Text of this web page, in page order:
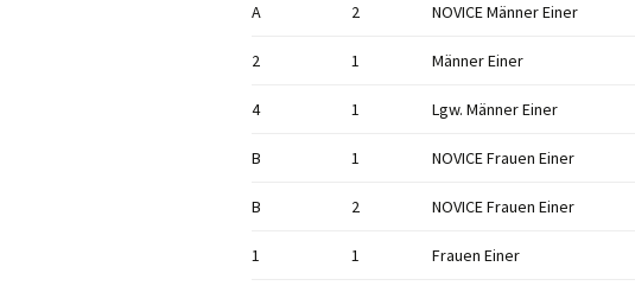
A 2 NOVICE Männer Einer
2 1 Männer Einer
4 1 Lgw. Männer Einer
B 1 NOVICE Frauen Einer
B 2 NOVICE Frauen Einer
1 1 Frauen Einer